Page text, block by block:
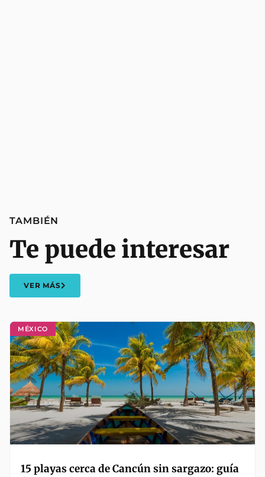
TAMBIÉN
Te puede interesar
VER MÁS
MÉXICO
15 playas cerca de Cancún sin sargazo: guía